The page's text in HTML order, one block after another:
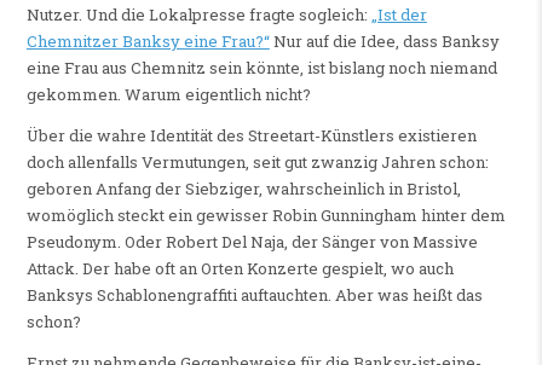
Nutzer. Und die Lokalpresse fragte sogleich: „Ist der
Chemnitzer Banksy eine Frau?“Nur auf die Idee, dass Banksy
eine Frau aus Chemnitz sein könnte, ist bislang noch niemand
gekommen. Warum eigentlich nicht?
Über die wahre Identität des Streetart-Künstlers existieren
doch allenfalls Vermutungen, seit gut zwanzig Jahren schon:
geboren Anfang der Siebziger, wahrscheinlich in Bristol,
womöglich steckt ein gewisser Robin Gunningham hinter dem
Pseudonym. Oder Robert Del Naja, der Sänger von Massive
Attack. Der habe oft an Orten Konzerte gespielt, wo auch
Banksys Schablonengraffiti auftauchten. Aber was heißt das
schon?